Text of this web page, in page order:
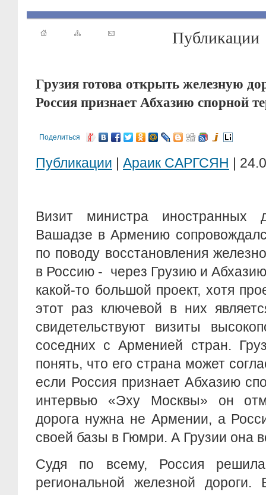
Публикации
Грузия готова открыть железную
Россия признает Абхазию спорной
Поделиться
Публикации | Араик САРГСЯН |
Визит министра иностранных
Вашадзе в Армению
по поводу восстановления
в Россию - через Грузию и
какой-то большой проект, хотя
этот раз ключевой в них
свидетельствуют визиты
соседних с Арменией стран.
понять, что его страна может
если Россия признает Абхазию
интервью «Эху Москвы» он
дорога нужна не Армении, а
своей базы в Гюмри. А Грузии она
Судя по всему, Россия решила
региональной железной